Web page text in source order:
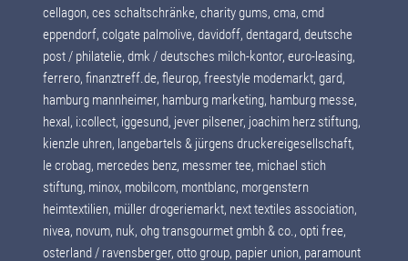
cellagon, ces schaltschränke, charity gums, cma, cmd
eppendorf, colgate palmolive, davidoff, dentagard, deutsche
post / philatelie, dmk / deutsches milch-kontor, euro-leasing,
ferrero, finanztreff.de, fleurop, freestyle modemarkt, gard,
hamburg mannheimer, hamburg marketing, hamburg messe,
hexal, i:collect, iggesund, jever pilsener, joachim herz stiftung,
kienzle uhren, langebartels & jürgens druckereigesellschaft,
le crobag, mercedes benz, messmer tee, michael stich
stiftung, minox, mobilcom, montblanc, morgenstern
heimtextilien, müller drogeriemarkt, next textiles association,
nivea, novum, nuk, ohg transgourmet gmbh & co., opti free,
osterland / ravensberger, otto group, papier union, paramount